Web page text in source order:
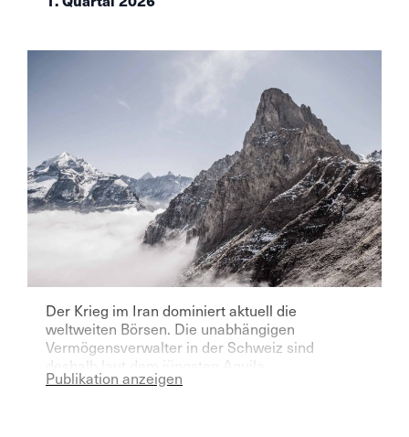
Der Krieg im Iran dominiert aktuell die
weltweiten Börsen. Die unabhängigen
Vermögensverwalter in der Schweiz sind
deshalb laut dem jüngsten Aquila
Vermögensverwalter Index für das laufende
Publikation anzeigen